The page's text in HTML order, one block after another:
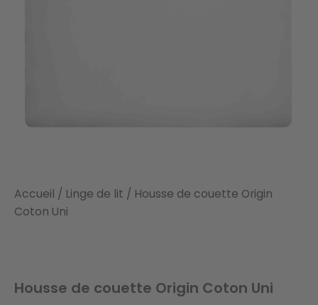
Accueil / Linge de lit / Housse de couette Origin
Coton Uni
Housse de couette Origin Coton Uni